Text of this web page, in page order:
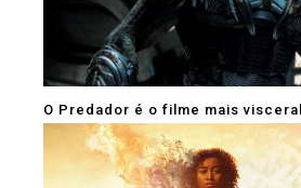
O Predador é o filme mais